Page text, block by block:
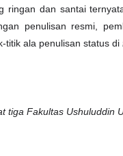
ringan dan santai
penulisan resmi,
titik ala penulisan status di
tiga Fakultas Ushuluddin